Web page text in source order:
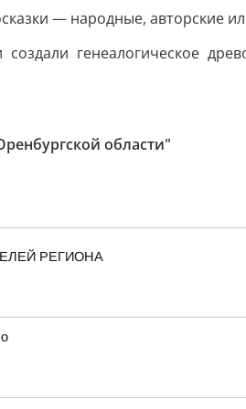
— народные,
генеалогическое
области"
РЕГИОНА